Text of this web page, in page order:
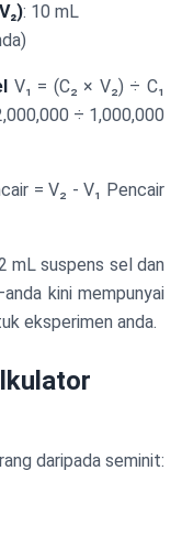
: 10 mL
V₁ = (C₂ × V₂) ÷ C₁
÷ 1,000,000
= V₂ - V₁ Pencair
mL suspens sel dan
kini mempunyai
eksperimen anda.
daripada seminit: